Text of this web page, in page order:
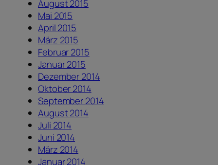
August 2015
Mai 2015
April 2015
März 2015
Februar 2015
Januar 2015
Dezember 2014
Oktober 2014
September 2014
August 2014
Juli 2014
Juni 2014
März 2014
Januar 2014